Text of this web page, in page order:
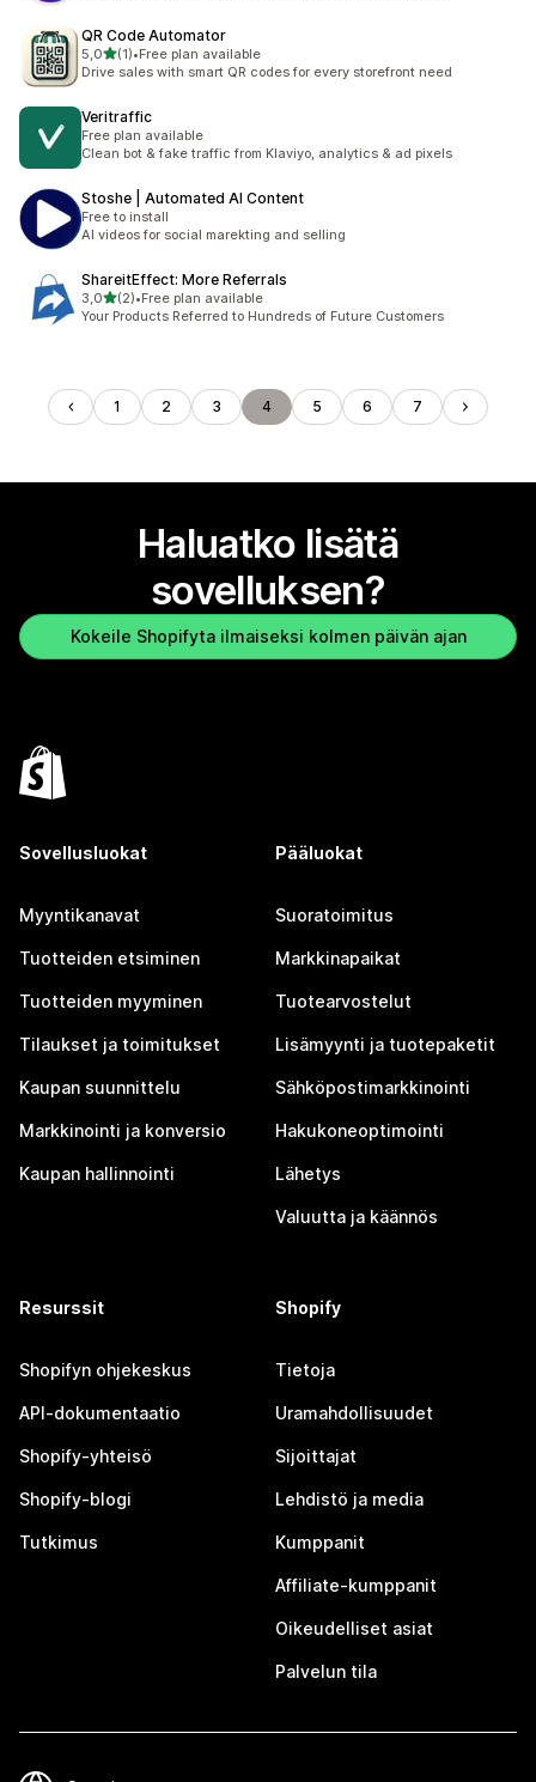
QR Code Automator
5,0/ 5 tähteä
(1)
1 arvostelua yhteensä
•Free plan available
Drive sales with smart QR codes for every storefront need
Veritraffic
Free plan available
Clean bot & fake traffic from Klaviyo, analytics & ad pixels
Stoshe | Automated AI Content
Free to install
AI videos for social marekting and selling
ShareitEffect: More Referrals
3,0/ 5 tähteä
(2)
2 arvostelua yhteensä
•Free plan available
Your Products Referred to Hundreds of Future Customers
1 2 3 4 5 6 7
Haluatko lisätä
sovelluksen?
Kokeile Shopifyta ilmaiseksi kolmen päivän ajan
Sovellusluokat
Myyntikanavat
Tuotteiden etsiminen
Tuotteiden myyminen
Tilaukset ja toimitukset
Kaupan suunnittelu
Markkinointi ja konversio
Kaupan hallinnointi
Pääluokat
Suoratoimitus
Markkinapaikat
Tuotearvostelut
Lisämyynti ja tuotepaketit
Sähköpostimarkkinointi
Hakukoneoptimointi
Lähetys
Valuutta ja käännös
Resurssit
Shopifyn ohjekeskus
API-dokumentaatio
Shopify-yhteisö
Shopify-blogi
Tutkimus
Shopify
Tietoja
Uramahdollisuudet
Sijoittajat
Lehdistö ja media
Kumppanit
Affiliate-kumppanit
Oikeudelliset asiat
Palvelun tila